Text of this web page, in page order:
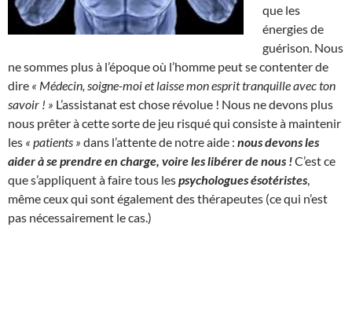
que les
énergies de
guérison. Nous
ne sommes plus à l’époque où l’homme peut se contenter de
dire « Médecin, soigne-moi et laisse mon esprit tranquille avec ton
savoir ! » L’assistanat est chose révolue ! Nous ne devons plus
nous prêter à cette sorte de jeu risqué qui consiste à maintenir
les « patients » dans l’attente de notre aide : nous devons les
aider à se prendre en charge, voire les libérer de nous !C’est ce
que s’appliquent à faire tous lespsychologues ésotéristes
même ceux qui sont également des thérapeutes (ce qui n’est
pas nécessairement le cas.)